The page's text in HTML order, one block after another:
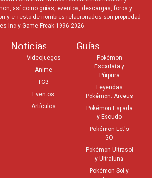
así como guías, eventos, descargas, foros y
y el resto de nombres relacionados son propiedad
Inc y Game Freak 1996-2026.
Noticias
Videojuegos
Anime
TCG
Eventos
Artículos
Guías
Pokémon
Escarlata y
Púrpura
Leyendas
Pokémon: Arceus
Pokémon Espada
y Escudo
Pokémon Let's
GO
Pokémon Ultrasol
y Ultraluna
Pokémon Sol y